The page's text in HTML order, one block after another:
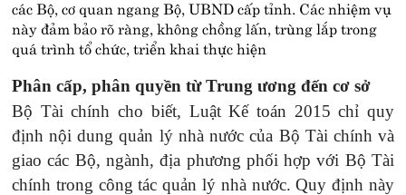
các Bộ, cơ quan ngang Bộ, UBND cấp tỉnh. Các nhiệm vụ
này đảm bảo rõ ràng, không chồng lấn, trùng lắp trong
quá trình tổ chức, triển khai thực hiện
Phân cấp, phân quyền từ Trung ương đến cơ sở
Bộ Tài chính cho biết, Luật Kế toán 2015 chỉ quy
định nội dung quản lý nhà nước của Bộ Tài chính và
giao các Bộ, ngành, địa phương phối hợp với Bộ Tài
chính trong công tác quản lý nhà nước. Quy định này